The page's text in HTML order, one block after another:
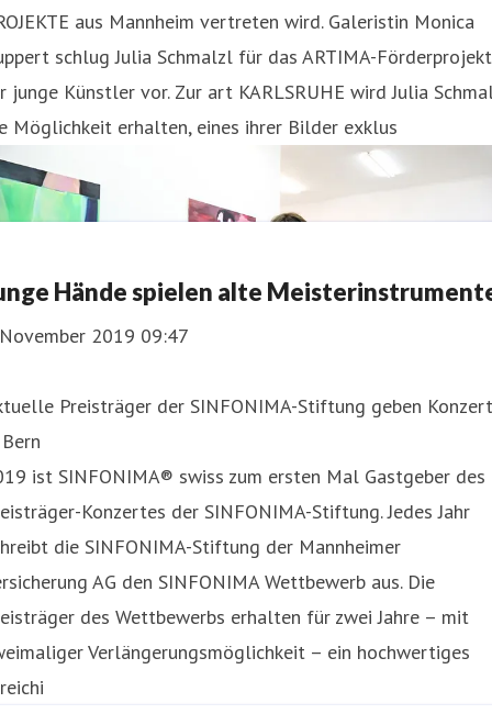
aus Mannheim vertreten wird. Galeristin Monica
schlug Julia Schmalzl für das ARTIMA-Förderprojekt
junge Künstler vor. Zur art KARLSRUHE wird Julia
Möglichkeit erhalten, eines ihrer Bilder exklus
Hände spielen alte
2019 09:47
Preisträger der SINFONIMA-Stiftung geben Konzert
ist SINFONIMA® swiss zum ersten Mal Gastgeber des
Konzertes der SINFONIMA-Stiftung. Jedes Jahr
die SINFONIMA-Stiftung der Mannheimer
AG den SINFONIMA Wettbewerb aus. Die
des Wettbewerbs erhalten für zwei Jahre – mit
Verlängerungsmöglichkeit – ein hochwertiges